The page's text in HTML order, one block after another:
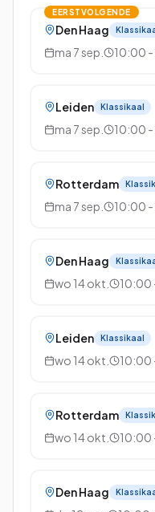
EERSTVOLGENDE
Den Haag
ma 7 sep. 10:00
Leiden Klassikaal
ma 7 sep. 10:00
Rotterdam
ma 7 sep. 10:00
Den Haag
wo 14 okt. 10:00
Leiden Klassikaal
wo 14 okt. 10:00
Rotterdam
wo 14 okt. 10:00
Den Haag